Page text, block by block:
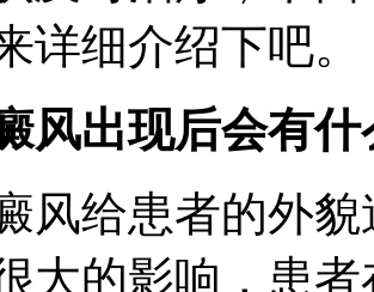
详细介绍下吧。
出现后会有什
给患者的外貌
大的影响，患